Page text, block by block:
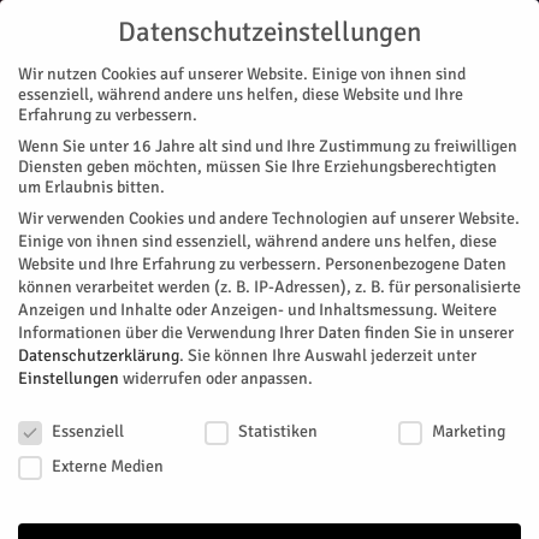
Start
← Zurück zu Veranstaltungen
AWO Begegnungszentrum Jülich
+ Google Karte
Marie-Juchacz Weg 2
Jülich
Deutschland
02461 / 3 17 42 46
Datenschutzeinstellungen
Wir nutzen Cookies auf unserer Website. Einige von ihnen sind
essenziell, während andere uns helfen, diese Website und Ihre
Erfahrung zu verbessern.
Wenn Sie unter 16 Jahre alt sind und Ihre Zustimmung zu freiwilligen
Diensten geben möchten, müssen Sie Ihre Erziehungsberechtigten
um Erlaubnis bitten.
Wir verwenden Cookies und andere Technologien auf unserer Website.
Einige von ihnen sind essenziell, während andere uns helfen, diese
Website und Ihre Erfahrung zu verbessern. Personenbezogene Daten
können verarbeitet werden (z. B. IP-Adressen), z. B. für personalisierte
Anzeigen und Inhalte oder Anzeigen- und Inhaltsmessung. Weitere
Informationen über die Verwendung Ihrer Daten finden Sie in unserer
Datenschutzerklärung. Sie können Ihre Auswahl jederzeit unter
Einstellungen widerrufen oder anpassen.
Essenziell
Statistiken
Marketing
Externe Medien